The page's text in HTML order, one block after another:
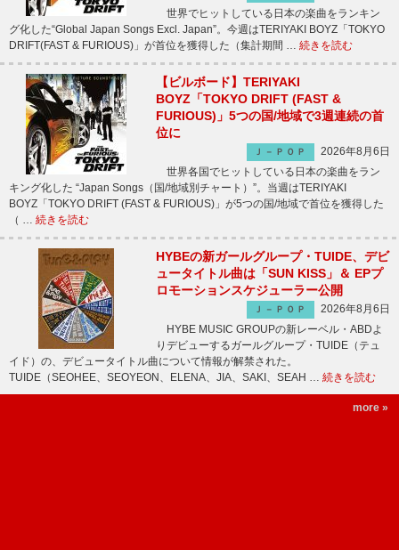
世界でヒットしている日本の楽曲をランキン
グ化した“Global Japan Songs Excl. Japan”。今週はTERIYAKI BOYZ「TOKYO
DRIFT(FAST & FURIOUS)」が首位を獲得した（集計期間 … 続きを読む
【ビルボード】TERIYAKI
BOYZ「TOKYO DRIFT (FAST &
FURIOUS)」5つの国/地域で3週連続の首
位に
Ｊ－ＰＯＰ
2026年8月6日
世界各国でヒットしている日本の楽曲をラン
キング化した “Japan Songs（国/地域別チャート）”。当週はTERIYAKI
BOYZ「TOKYO DRIFT (FAST & FURIOUS)」が5つの国/地域で首位を獲得した
（ … 続きを読む
HYBEの新ガールグループ・TUIDE、デビ
ュータイトル曲は「SUN KISS」＆ EPプ
ロモーションスケジューラー公開
Ｊ－ＰＯＰ
2026年8月6日
HYBE MUSIC GROUPの新レーベル・ABDよ
りデビューするガールグループ・TUIDE（テュ
イド）の、デビュータイトル曲について情報が解禁された。
TUIDE（SEOHEE、SEOYEON、ELENA、JIA、SAKI、SEAH … 続きを読む
more »